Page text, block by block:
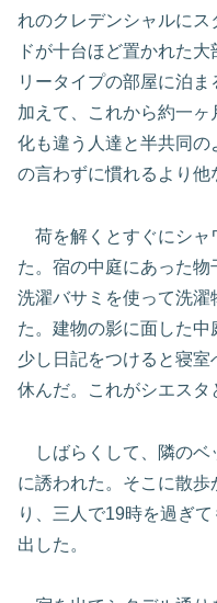
れのクレデンシャルに
ドが十台ほど置かれた
リータイプの部屋に泊
加えて、これから約一
化も違う人達と半共同
の言わずに慣れるより他
荷を解くとすぐにシャ
た。宿の中庭にあった
洗濯バサミを使って洗
た。建物の影に面した中
少し日記をつけると寝
休んだ。これがシエスタ
しばらくして、隣のベ
に誘われた。そこに散
り、三人で19時を過ぎ
出した。